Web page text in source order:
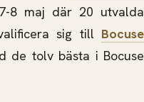
8 maj där 20 utvalda
sig till Bocuse
de tolv bästa i Bocuse